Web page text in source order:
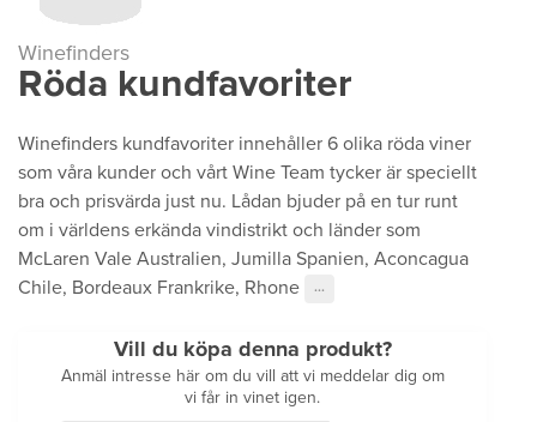
Winefinders
Röda kundfavoriter
Winefinders kundfavoriter innehåller 6 olika röda viner
som våra kunder och vårt Wine Team tycker är speciellt
bra och prisvärda just nu. Lådan bjuder på en tur runt
om i världens erkända vindistrikt och länder som
McLaren Vale Australien, Jumilla Spanien, Aconcagua
Chile, Bordeaux Frankrike, Rhone
···
Vill du köpa denna produkt?
Anmäl intresse här om du vill att vi meddelar dig om
vi får in vinet igen.